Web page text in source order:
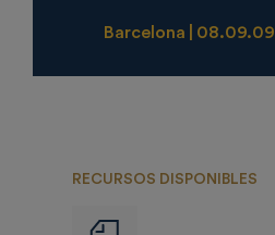
Barcelona 08.09.09
RECURSOS DISPONIBLES